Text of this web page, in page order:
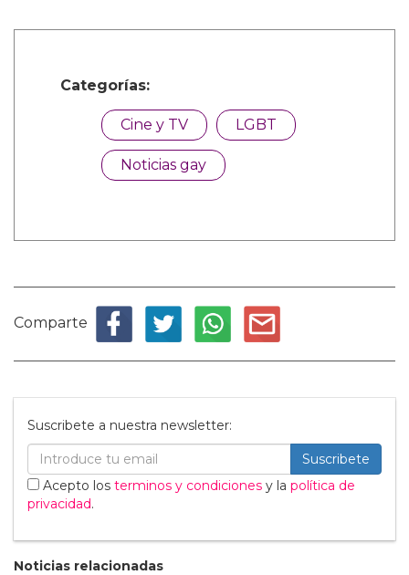
Categorías:
Cine y TV LGBT
Noticias gay
Comparte
Suscribete a nuestra newsletter:
Suscribete
Acepto los terminos y condiciones y la política de
privacidad.
Noticias relacionadas